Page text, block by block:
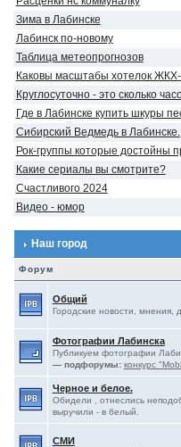
Зима в Лабинске
Лабинск по-новому
Таблица метеопрогнозов
Каковы масштабы хотелок
Круглосуточно - это сколько
Где в Лабинске купить шкуры
Сибирский Ведмедь в Лабинске.
Рок-группы которые достойны
Какие сериалы вы смотрите?
Счастливого 2024
Видео - юмор
Наш город
Форум
Общий
Городские новости, мнения,
Фотографии Лабинска
Публикуем фотографии
— подфорумы: конкурс
Черное и белое.
Обидели , отнеслись
выручили - в белый.
СМИ